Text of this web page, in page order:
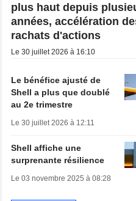
plus haut depuis
années, accélération
rachats d'actions
Le 30 juillet 2026 à 16:10
Le bénéfice ajusté de
Shell a plus que doublé
au 2e trimestre
Le 30 juillet 2026 à 12:11
Shell affiche une
surprenante résilience
Le 03 novembre 2025 à 08:28